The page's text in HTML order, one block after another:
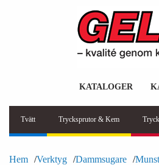
KATALOGER
Tvätt Trycksprutor & Kem
Hem Verktyg Dammsugare